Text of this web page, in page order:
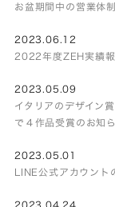
お盆期間中の営業体
2023.06.12
2022年度ZEH実績
2023.05.09
イタリアのデザイ
で４作品受賞のお知
2023.05.01
LINE公式アカウント
2023.04.24